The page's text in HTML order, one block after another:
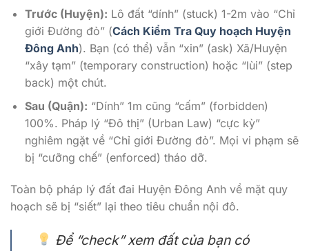
Trước (Huyện): Lô đất “dính” (stuck) 1-2m vào “Chỉ
giới Đường đỏ” (Cách Kiểm Tra Quy hoạch Huyện
Đông Anh). Bạn (có thể) vẫn “xin” (ask) Xã/Huyện
“xây tạm” (temporary construction) hoặc “lùi” (step
back) một chút.
Sau (Quận): “Dính” 1m cũng “cấm” (forbidden)
100%. Pháp lý “Đô thị” (Urban Law) “cực kỳ”
nghiêm ngặt về “Chỉ giới Đường đỏ”. Mọi vi phạm sẽ
bị “cưỡng chế” (enforced) tháo dỡ.
Toàn bộ pháp lý đất đai Huyện Đông Anh về mặt quy
hoạch sẽ bị “siết” lại theo tiêu chuẩn nội đô.
Để “check” xem đất của bạn có